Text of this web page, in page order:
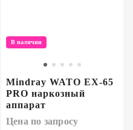
В наличии
Mindray WATO EX-65
PRO наркозный
аппарат
Цена по запросу